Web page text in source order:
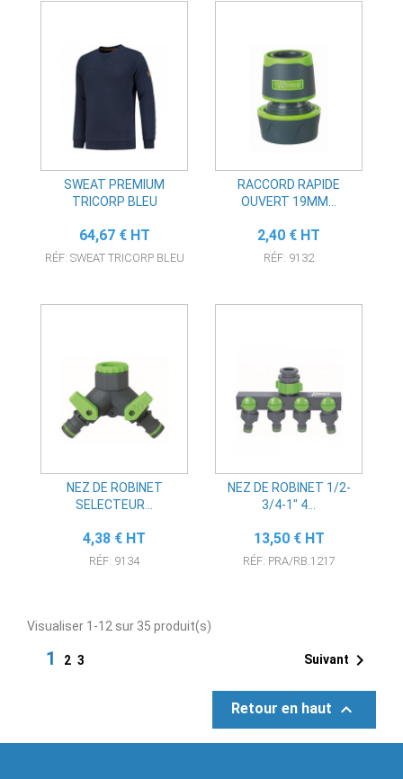
SWEAT PREMIUM
TRICORP BLEU
Prix
64,67 € HT
RÉF: SWEAT TRICORP BLEU
RACCORD RAPIDE
OUVERT 19MM...
Prix
2,40 € HT
RÉF: 9132
NEZ DE ROBINET
SELECTEUR...
Prix
4,38 € HT
RÉF: 9134
NEZ DE ROBINET 1/2-
3/4-1" 4...
Prix
13,50 € HT
RÉF: PRA/RB.1217
Visualiser 1-12 sur 35 produit(s)
1 2 3 Suivant 
Retour en haut 